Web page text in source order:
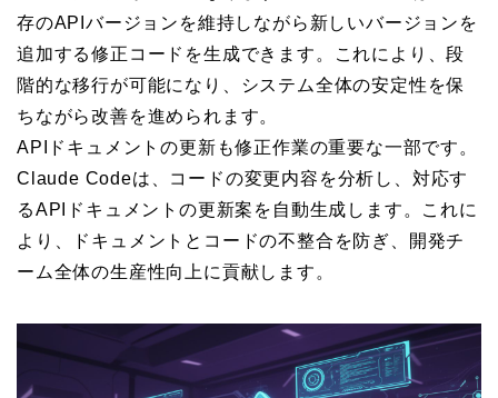
存のAPIバージョンを維持しながら新しいバージョンを
追加する修正コードを生成できます。これにより、段
階的な移行が可能になり、システム全体の安定性を保
ちながら改善を進められます。
APIドキュメントの更新も修正作業の重要な一部です。
Claude Codeは、コードの変更内容を分析し、対応す
るAPIドキュメントの更新案を自動生成します。これに
より、ドキュメントとコードの不整合を防ぎ、開発チ
ーム全体の生産性向上に貢献します。